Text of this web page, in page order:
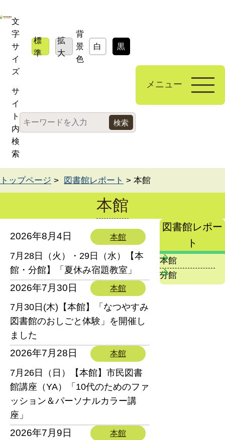
文
字
サ
イ
ズ
標
準
拡
大
背
景
色
白 黒
サ
イ
ト
内
検
索
メニュー
トップページ > 図書館レポート > 本館
本館
2026年8月4日 本館
7月28日（火）・29日（水）【本
館・分館】「夏休み宿題教室」
2026年7月30日 本館
7月30日(木)【本館】「なつやすみ
図書館のおしごと体験」を開催し
ました
2026年7月28日 本館
7月26日（日）【本館】市民図書
館講座（YA）「10代のためのファ
ッション＆パーソナルカラー講
座」
2026年7月9日 本館
図書館レポー
ト
本館
分館